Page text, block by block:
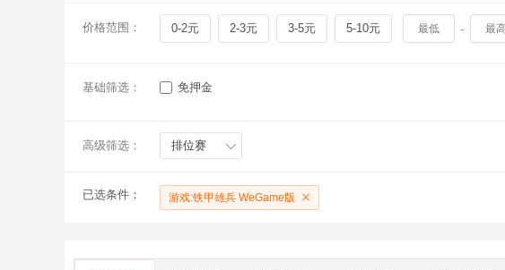
价格范围： 0-2元 2-3元 3-5元 5-10元 -
基础筛选： 免押金
高级筛选： 排位赛
已选条件： 游戏:铁甲雄兵 WeGame版